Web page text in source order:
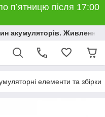
п’ятницю після 17:00
акумуляторів. Живлення,
елементи та збірки